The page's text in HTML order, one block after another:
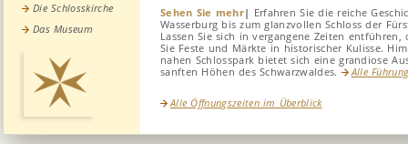
Die Schlosskirche
Das Museum
Sehen Sie mehr| Erfahren Sie die reiche
Wasserburg bis zum glanzvollen Schloss der
Lassen Sie sich in vergangene Zeiten entführen,
Sie Feste und Märkte in historischer Kulisse.
nahen Schlosspark bietet sich eine grandiose
sanften Höhen des Schwarzwaldes.
Alle
Alle Öffnungszeiten im Überblick